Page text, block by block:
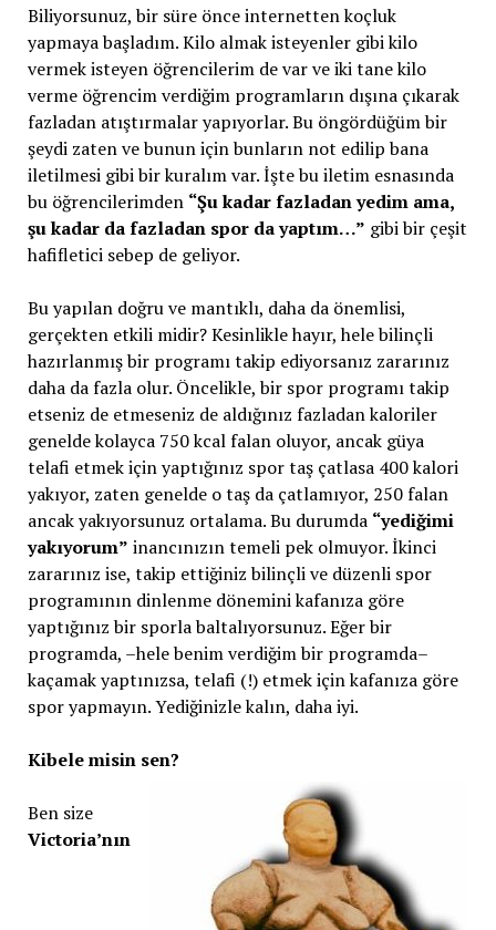
Biliyorsunuz, bir süre önce internetten koçluk
yapmaya başladım. Kilo almak isteyenler gibi kilo
vermek isteyen öğrencilerim de var ve iki tane kilo
verme öğrencim verdiğim programların dışına çıkarak
fazladan atıştırmalar yapıyorlar. Bu öngördüğüm bir
şeydi zaten ve bunun için bunların not edilip bana
iletilmesi gibi bir kuralım var. İşte bu iletim esnasında
bu öğrencilerimden “Şu kadar fazladan yedim ama,
şu kadar da fazladan spor da yaptım…” gibi bir çeşit
hafifletici sebep de geliyor.
Bu yapılan doğru ve mantıklı, daha da önemlisi,
gerçekten etkili midir? Kesinlikle hayır, hele bilinçli
hazırlanmış bir programı takip ediyorsanız zararınız
daha da fazla olur. Öncelikle, bir spor programı takip
etseniz de etmeseniz de aldığınız fazladan kaloriler
genelde kolayca 750 kcal falan oluyor, ancak güya
telafi etmek için yaptığınız spor taş çatlasa 400 kalori
yakıyor, zaten genelde o taş da çatlamıyor, 250 falan
ancak yakıyorsunuz ortalama. Bu durumda “yediğimi
yakıyorum” inancınızın temeli pek olmuyor. İkinci
zararınız ise, takip ettiğiniz bilinçli ve düzenli spor
programının dinlenme dönemini kafanıza göre
yaptığınız bir sporla baltalıyorsunuz. Eğer bir
programda, –hele benim verdiğim bir programda–
kaçamak yaptınızsa, telafi (!) etmek için kafanıza göre
spor yapmayın. Yediğinizle kalın, daha iyi.
Kibele misin sen?
Ben size
Victoria’nın